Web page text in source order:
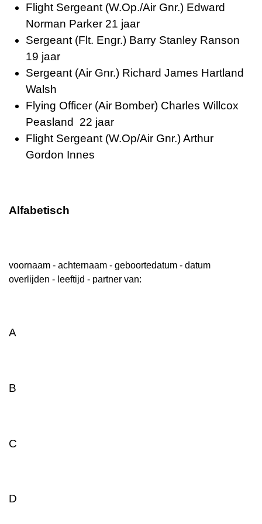
Flight Sergeant (W.Op./Air Gnr.) Edward
Norman Parker 21 jaar
Sergeant (Flt. Engr.) Barry Stanley Ranson
19 jaar
Sergeant (Air Gnr.) Richard James Hartland
Walsh
Flying Officer (Air Bomber) Charles Willcox
Peasland 22 jaar
Flight Sergeant (W.Op/Air Gnr.) Arthur
Gordon Innes
Alfabetisch
voornaam - achternaam - geboortedatum - datum
overlijden - leeftijd - partner van:
A
B
C
D